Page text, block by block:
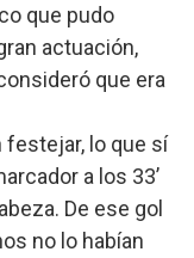
que pudo
actuación,
que era
festejar, lo que sí
a los 33’
De ese gol
no lo habían